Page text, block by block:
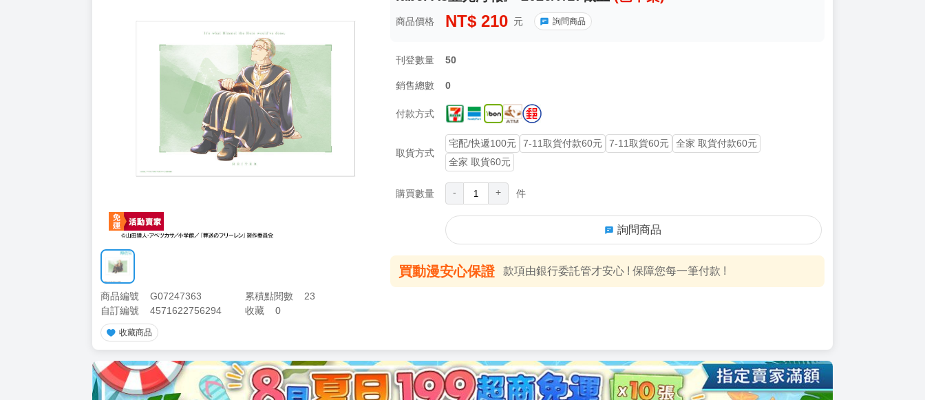
商品編號 G07247363 累積點閱數
23
自訂編號
4571622756294 收藏 0
收藏商品
商品價格 NT$ 210 元 詢問商品
刊登數量 50
銷售總數 0
付款方式
取貨方式
宅配/快遞100元 7-11取貨付款60元 7-11取貨60元
全家 取貨付款60元
全家 取貨60元
購買數量 - + 件
詢問商品
買動漫安心保證 款項由銀行委託管才安心 ! 保障您每一筆付款 !